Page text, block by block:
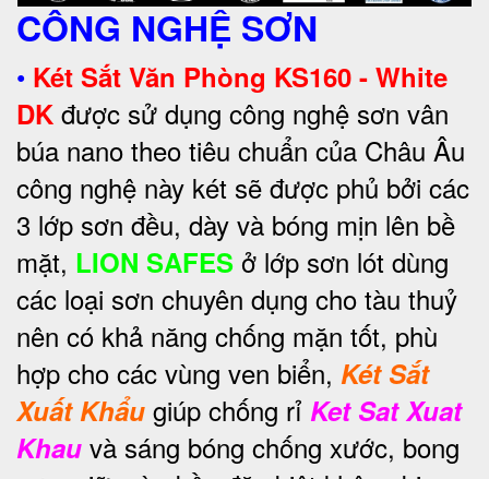
CÔNG NGHỆ SƠN
• Két Sắt Văn Phòng KS160 - White
DK được sử dụng công nghệ sơn vân
búa nano theo tiêu chuẩn của Châu Âu
công nghệ này két sẽ được phủ bởi các
3 lớp sơn đều, dày và bóng mịn lên bề
mặt, LION SAFES ở lớp sơn lót dùng
các loại sơn chuyên dụng cho tàu thuỷ
nên có khả năng chống mặn tốt, phù
hợp cho các vùng ven biển, Két Sắt
Xuất Khẩu giúp chống rỉ Ket Sat Xuat
Khau và sáng bóng chống xước, bong